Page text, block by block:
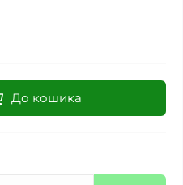
До кошика